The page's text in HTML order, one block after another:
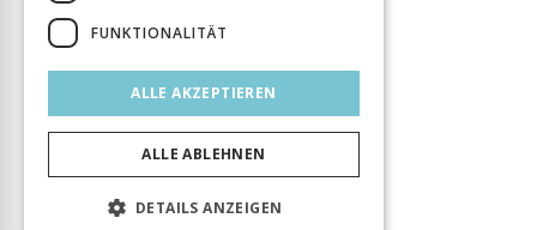
FUNKTIONALITÄT
ALLE AKZEPTIEREN
ALLE ABLEHNEN
DETAILS ANZEIGEN